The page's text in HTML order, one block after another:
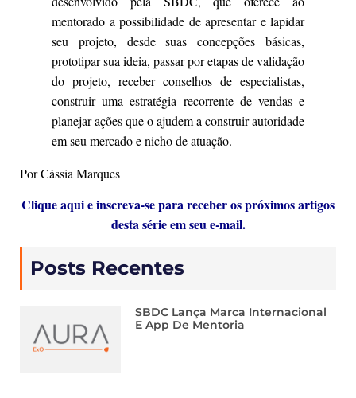
mentorado a possibilidade de apresentar e lapidar
seu projeto, desde suas concepções básicas,
prototipar sua ideia, passar por etapas de validação
do projeto, receber conselhos de especialistas,
construir uma estratégia recorrente de vendas e
planejar ações que o ajudem a construir autoridade
em seu mercado e nicho de atuação.
Por Cássia Marques
Clique aqui e inscreva-se para receber os próximos artigos
desta série em seu e-mail.
Posts Recentes
SBDC Lança Marca Internacional
E App De Mentoria